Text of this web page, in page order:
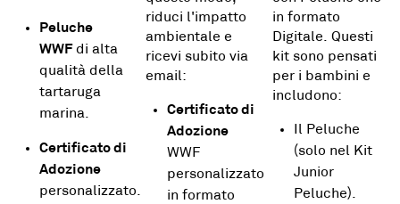
Peluche
WWFdi alta
qualità della
tartaruga
marina.
Certificato di
Adozione
personalizzato.
riduci l'impatto
ambientale e
ricevi subito via
email:
Certificato di
Adozione
WWF
personalizzato
in formato
in formato
Digitale. Questi
kit sono pensati
per i bambini e
includono:
Il Peluche
(solo nel Kit
Junior
Peluche).